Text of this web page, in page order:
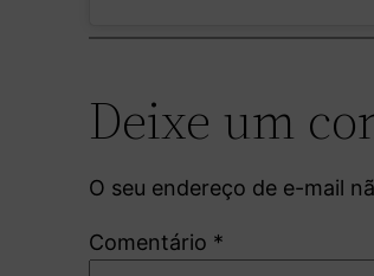
Deixe um
O seu endereço de e-mail
Comentário *